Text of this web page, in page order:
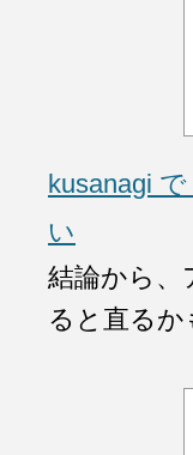
kusanagi
い
結論から、
ると直るか